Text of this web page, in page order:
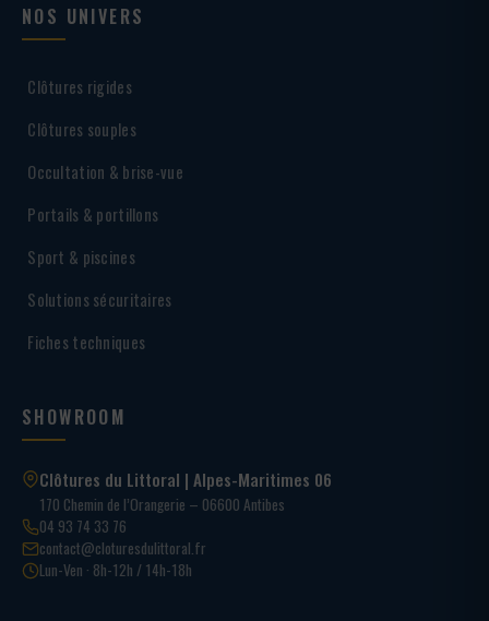
NOS UNIVERS
Clôtures rigides
Clôtures souples
Occultation & brise-vue
Portails & portillons
Sport & piscines
Solutions sécuritaires
Fiches techniques
SHOWROOM
Clôtures du Littoral | Alpes-Maritimes 06
170 Chemin de l’Orangerie – 06600 Antibes
04 93 74 33 76
contact@cloturesdulittoral.fr
Lun-Ven · 8h-12h / 14h-18h